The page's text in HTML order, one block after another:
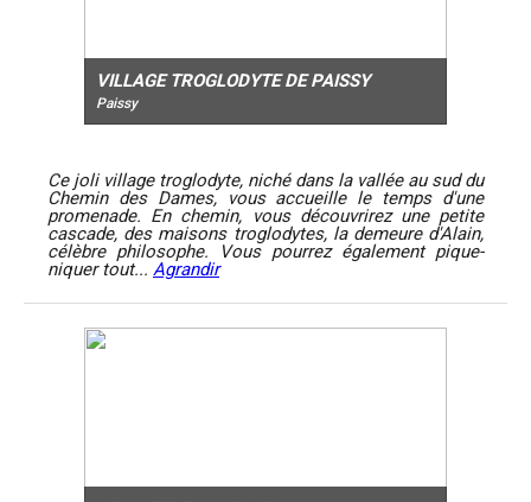
VILLAGE TROGLODYTE DE PAISSY
Paissy
Ce joli village troglodyte, niché dans la vallée au sud du
Chemin des Dames, vous accueille le temps d'une
promenade. En chemin, vous découvrirez une petite
cascade, des maisons troglodytes, la demeure d'Alain,
célèbre philosophe. Vous pourrez également pique-
niquer tout... Agrandir